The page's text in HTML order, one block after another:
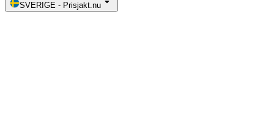
SVERIGE - Prisjakt.nu